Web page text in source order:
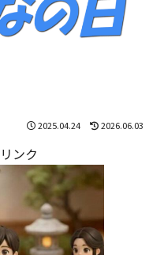
2025.04.24 2026.06.03
ンク